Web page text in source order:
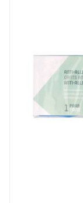
Behoud